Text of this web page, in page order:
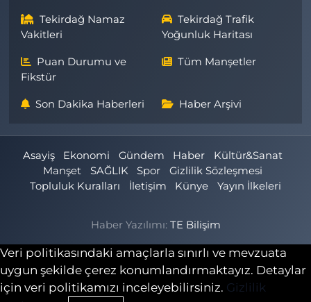
Tekirdağ Namaz
Vakitleri
Tekirdağ Trafik
Yoğunluk Haritası
Puan Durumu ve
Fikstür
Tüm Manşetler
Son Dakika Haberleri Haber Arşivi
Asayiş Ekonomi Gündem Haber
Kültür&Sanat
Manşet
SAĞLIK Spor
Gizlilik Sözleşmesi
Topluluk Kuralları
İletişim Künye Yayın İlkeleri
Haber Yazılımı: TE Bilişim
Veri politikasındaki amaçlarla sınırlı ve mevzuata
uygun şekilde çerez konumlandırmaktayız. Detaylar
için veri politikamızı inceleyebilirsiniz. Gizlilik